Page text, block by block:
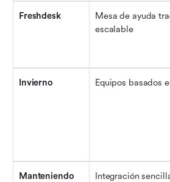
Freshdesk
Mesa de ayuda
escalable
Invierno Equipos basados
Manteniendo
Integración